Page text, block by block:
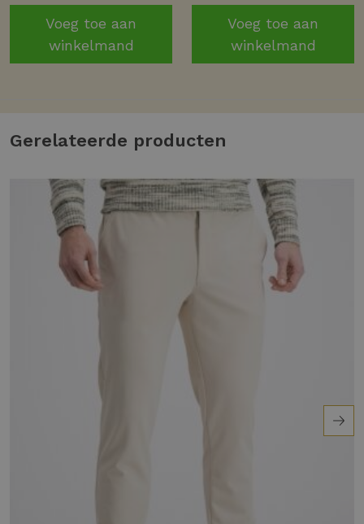
Voeg toe aan
winkelmand
Voeg toe aan
winkelmand
Gerelateerde producten